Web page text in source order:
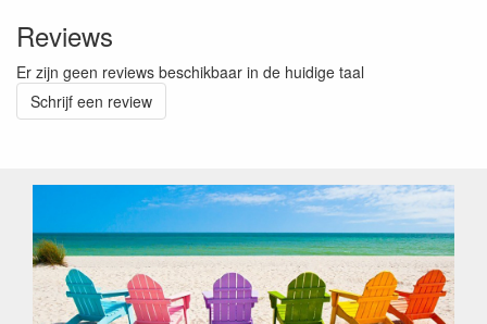
Reviews
Er zijn geen reviews beschikbaar in de huidige taal
Schrijf een review